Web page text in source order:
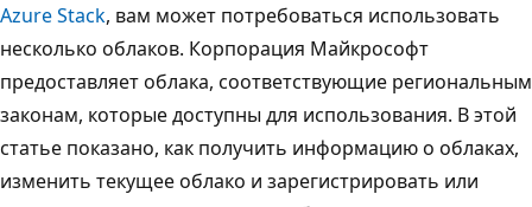
Azure Stack, вам может потребоваться использовать
несколько облаков. Корпорация Майкрософт
предоставляет облака, соответствующие региональным
законам, которые доступны для использования. В этой
статье показано, как получить информацию о облаках,
изменить текущее облако и зарегистрировать или